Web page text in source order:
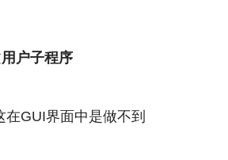
用户子程序
GUI界面中是做不到